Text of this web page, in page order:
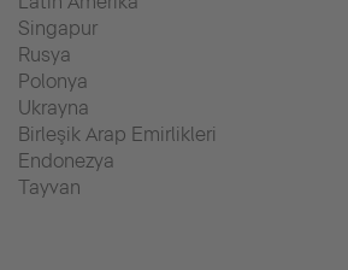
Singapur
Rusya
Polonya
Ukrayna
Birleşik Arap Emirlikleri
Endonezya
Tayvan